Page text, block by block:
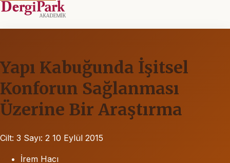
Yapı Kabuğunda İşitsel
Konforun Sağlanması
Üzerine Bir Araştırma
Cilt: 3 Sayı: 2 10 Eylül 2015
İrem Hacı